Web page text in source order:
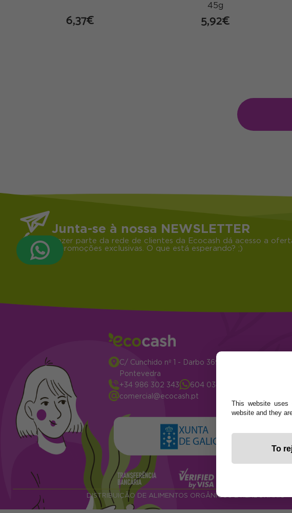
6,37€
45g
5,92€
Junta-se à nossa NEWSLETTER
Fazer parte da rede de clientes da Ecocash dá acesso a
e promoções exclusivas. O que está esperando? ;)
C/ Cunchido nº 1 - Darbo 36940
Pontevedra
+34 986 302 343
604 034 204
comercial@ecocash.pt
XUNTA
DE GALICIA
Unión
DISTRIBUIÇÃO DE ALIMENTOS ORGÂNICOS E HERBORÁRIO
This website uses
website and they
To